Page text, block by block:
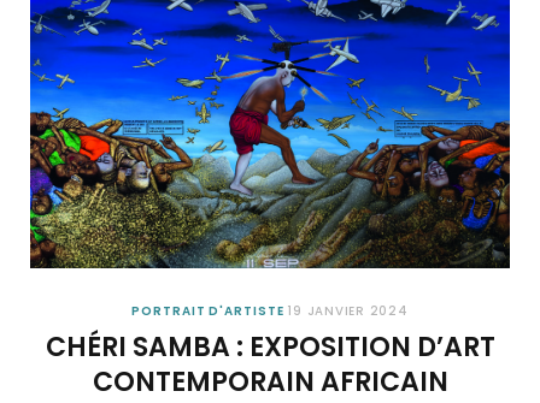
PORTRAIT D'ARTISTE 19 JANVIER 2024
CHÉRI SAMBA : EXPOSITION D’ART
CONTEMPORAIN AFRICAIN